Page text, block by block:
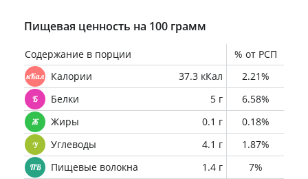
Пищевая ценность на 100 грамм
Содержание в порции
% от РСП
Калории
37.3 кКал
2.21%
Белки
5 г
6.58%
Жиры
0.1 г
0.18%
Углеводы
4.1 г
1.87%
Пищевые волокна
1.4 г
7%